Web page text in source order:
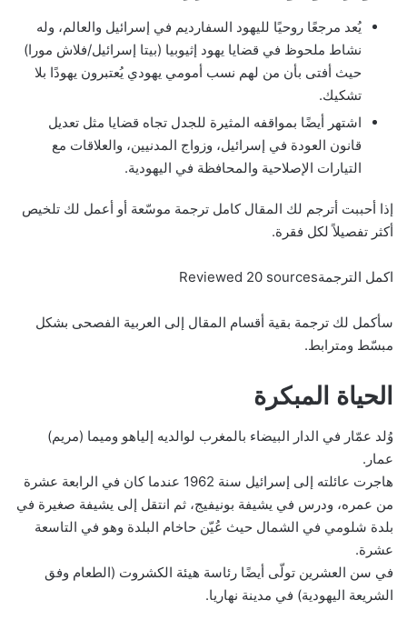
يُعد مرجعًا روحيًا لليهود السفارديم في إسرائيل والعالم، وله
نشاط ملحوظ في قضايا يهود إثيوبيا (بيتا إسرائيل/فلاش مورا)
حيث أفتى بأن من لهم نسب أمومي يهودي يُعتبرون يهودًا بلا
تشكيك.
اشتهر أيضًا بمواقفه المثيرة للجدل تجاه قضايا مثل تعديل
قانون العودة في إسرائيل، وزواج المدنيين، والعلاقات مع
التيارات الإصلاحية والمحافظة في اليهودية.
إذا أحببت أترجم لك المقال كامل ترجمة موسّعة أو أعمل لك تلخيص
أكثر تفصيلاً لكل فقرة.
اكمل الترجمةReviewed 20 sources
سأكمل لك ترجمة بقية أقسام المقال إلى العربية الفصحى بشكل
مبسّط ومترابط.
الحياة المبكرة
وُلد عمّار في الدار البيضاء بالمغرب لوالديه إلياهو وميما (مريم)
عمار.
هاجرت عائلته إلى إسرائيل سنة 1962 عندما كان في الرابعة عشرة
من عمره، ودرس في يشيفة بونيفيج، ثم انتقل إلى يشيفة صغيرة في
بلدة شلومي في الشمال حيث عُيّن حاخام البلدة وهو في التاسعة
عشرة.
في سن العشرين تولّى أيضًا رئاسة هيئة الكشروت (الطعام وفق
الشريعة اليهودية) في مدينة نهاريا.